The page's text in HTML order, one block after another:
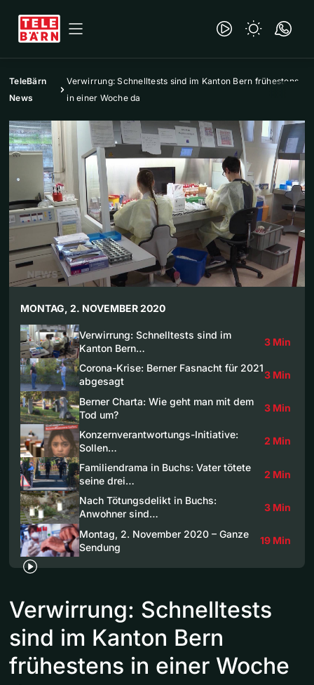
TeleBärn
News
Verwirrung: Schnelltests sind im Kanton Bern frühestens
in einer Woche da
MONTAG, 2. NOVEMBER 2020
Verwirrung: Schnelltests sind im
Kanton Bern…
3 Min
Corona-Krise: Berner Fasnacht für 2021
abgesagt
3 Min
Berner Charta: Wie geht man mit dem
Tod um?
3 Min
Konzernverantwortungs-Initiative:
Sollen…
2 Min
Familiendrama in Buchs: Vater tötete
seine drei…
2 Min
Nach Tötungsdelikt in Buchs:
Anwohner sind…
3 Min
Montag, 2. November 2020 – Ganze
Sendung
19 Min
Verwirrung: Schnelltests
sind im Kanton Bern
frühestens in einer Woche